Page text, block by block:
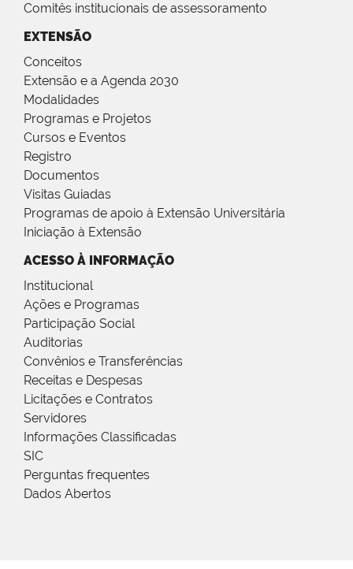
Comitês institucionais de assessoramento
EXTENSÃO
Conceitos
Extensão e a Agenda 2030
Modalidades
Programas e Projetos
Cursos e Eventos
Registro
Documentos
Visitas Guiadas
Programas de apoio à Extensão Universitária
Iniciação à Extensão
ACESSO À INFORMAÇÃO
Institucional
Ações e Programas
Participação Social
Auditorias
Convênios e Transferências
Receitas e Despesas
Licitações e Contratos
Servidores
Informações Classificadas
SIC
Perguntas frequentes
Dados Abertos